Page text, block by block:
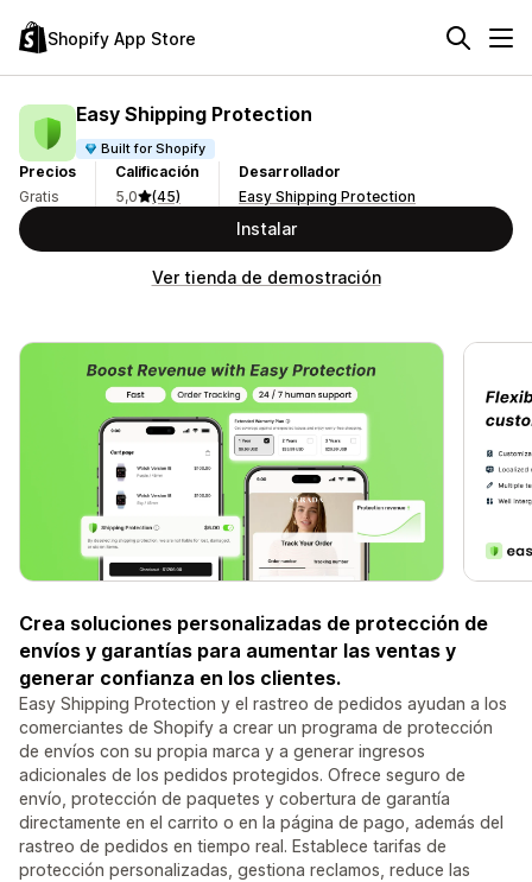
Shopify App Store
Easy Shipping Protection
Built for Shopify
Precios
Gratis
Calificación
5,0
(45)
Desarrollador
Easy Shipping Protection
Instalar
Ver tienda de demostración
Crea soluciones personalizadas de protección de
envíos y garantías para aumentar las ventas y
generar confianza en los clientes.
Easy Shipping Protection y el rastreo de pedidos ayudan a los
comerciantes de Shopify a crear un programa de protección
de envíos con su propia marca y a generar ingresos
adicionales de los pedidos protegidos. Ofrece seguro de
envío, protección de paquetes y cobertura de garantía
directamente en el carrito o en la página de pago, además del
rastreo de pedidos en tiempo real. Establece tarifas de
protección personalizadas, gestiona reclamos, reduce las